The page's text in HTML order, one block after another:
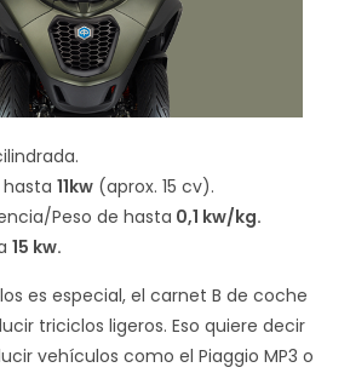
hasta11kw (aprox. 15 cv).
Peso de hasta 0,1 kw/kg.
15 kw.
es especial, el carnet B de coche
triciclos ligeros. Eso quiere decir
vehículos como el Piaggio MP3 o